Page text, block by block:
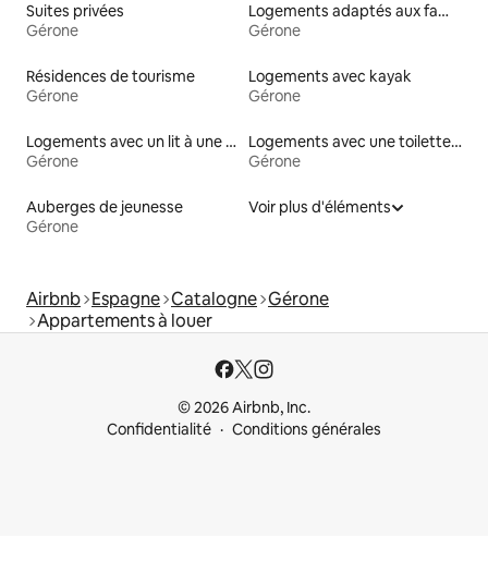
Suites privées
Gérone
Logements adaptés aux familles à louer
Gérone
Résidences de tourisme
Gérone
Logements avec kayak
Gérone
Logements avec un lit à une hauteur accessible
Gérone
Logements avec une toilette à une hauteur accessible
Gérone
Auberges de jeunesse
Gérone
Voir plus d'éléments
Airbnb Espagne Catalogne Gérone
Appartements à louer
© 2026 Airbnb, Inc.
Confidentialité
Conditions générales